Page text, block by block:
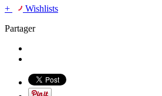
+
Wishlists
Partager